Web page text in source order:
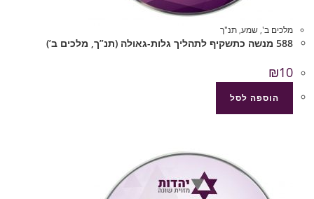
מלכים ב', שמע, תנ"ך
588 מנשה כתשקיף לתהליך גלות-גאולה (תנ”ך, מלכים ב’)
₪10
הוספה לסל